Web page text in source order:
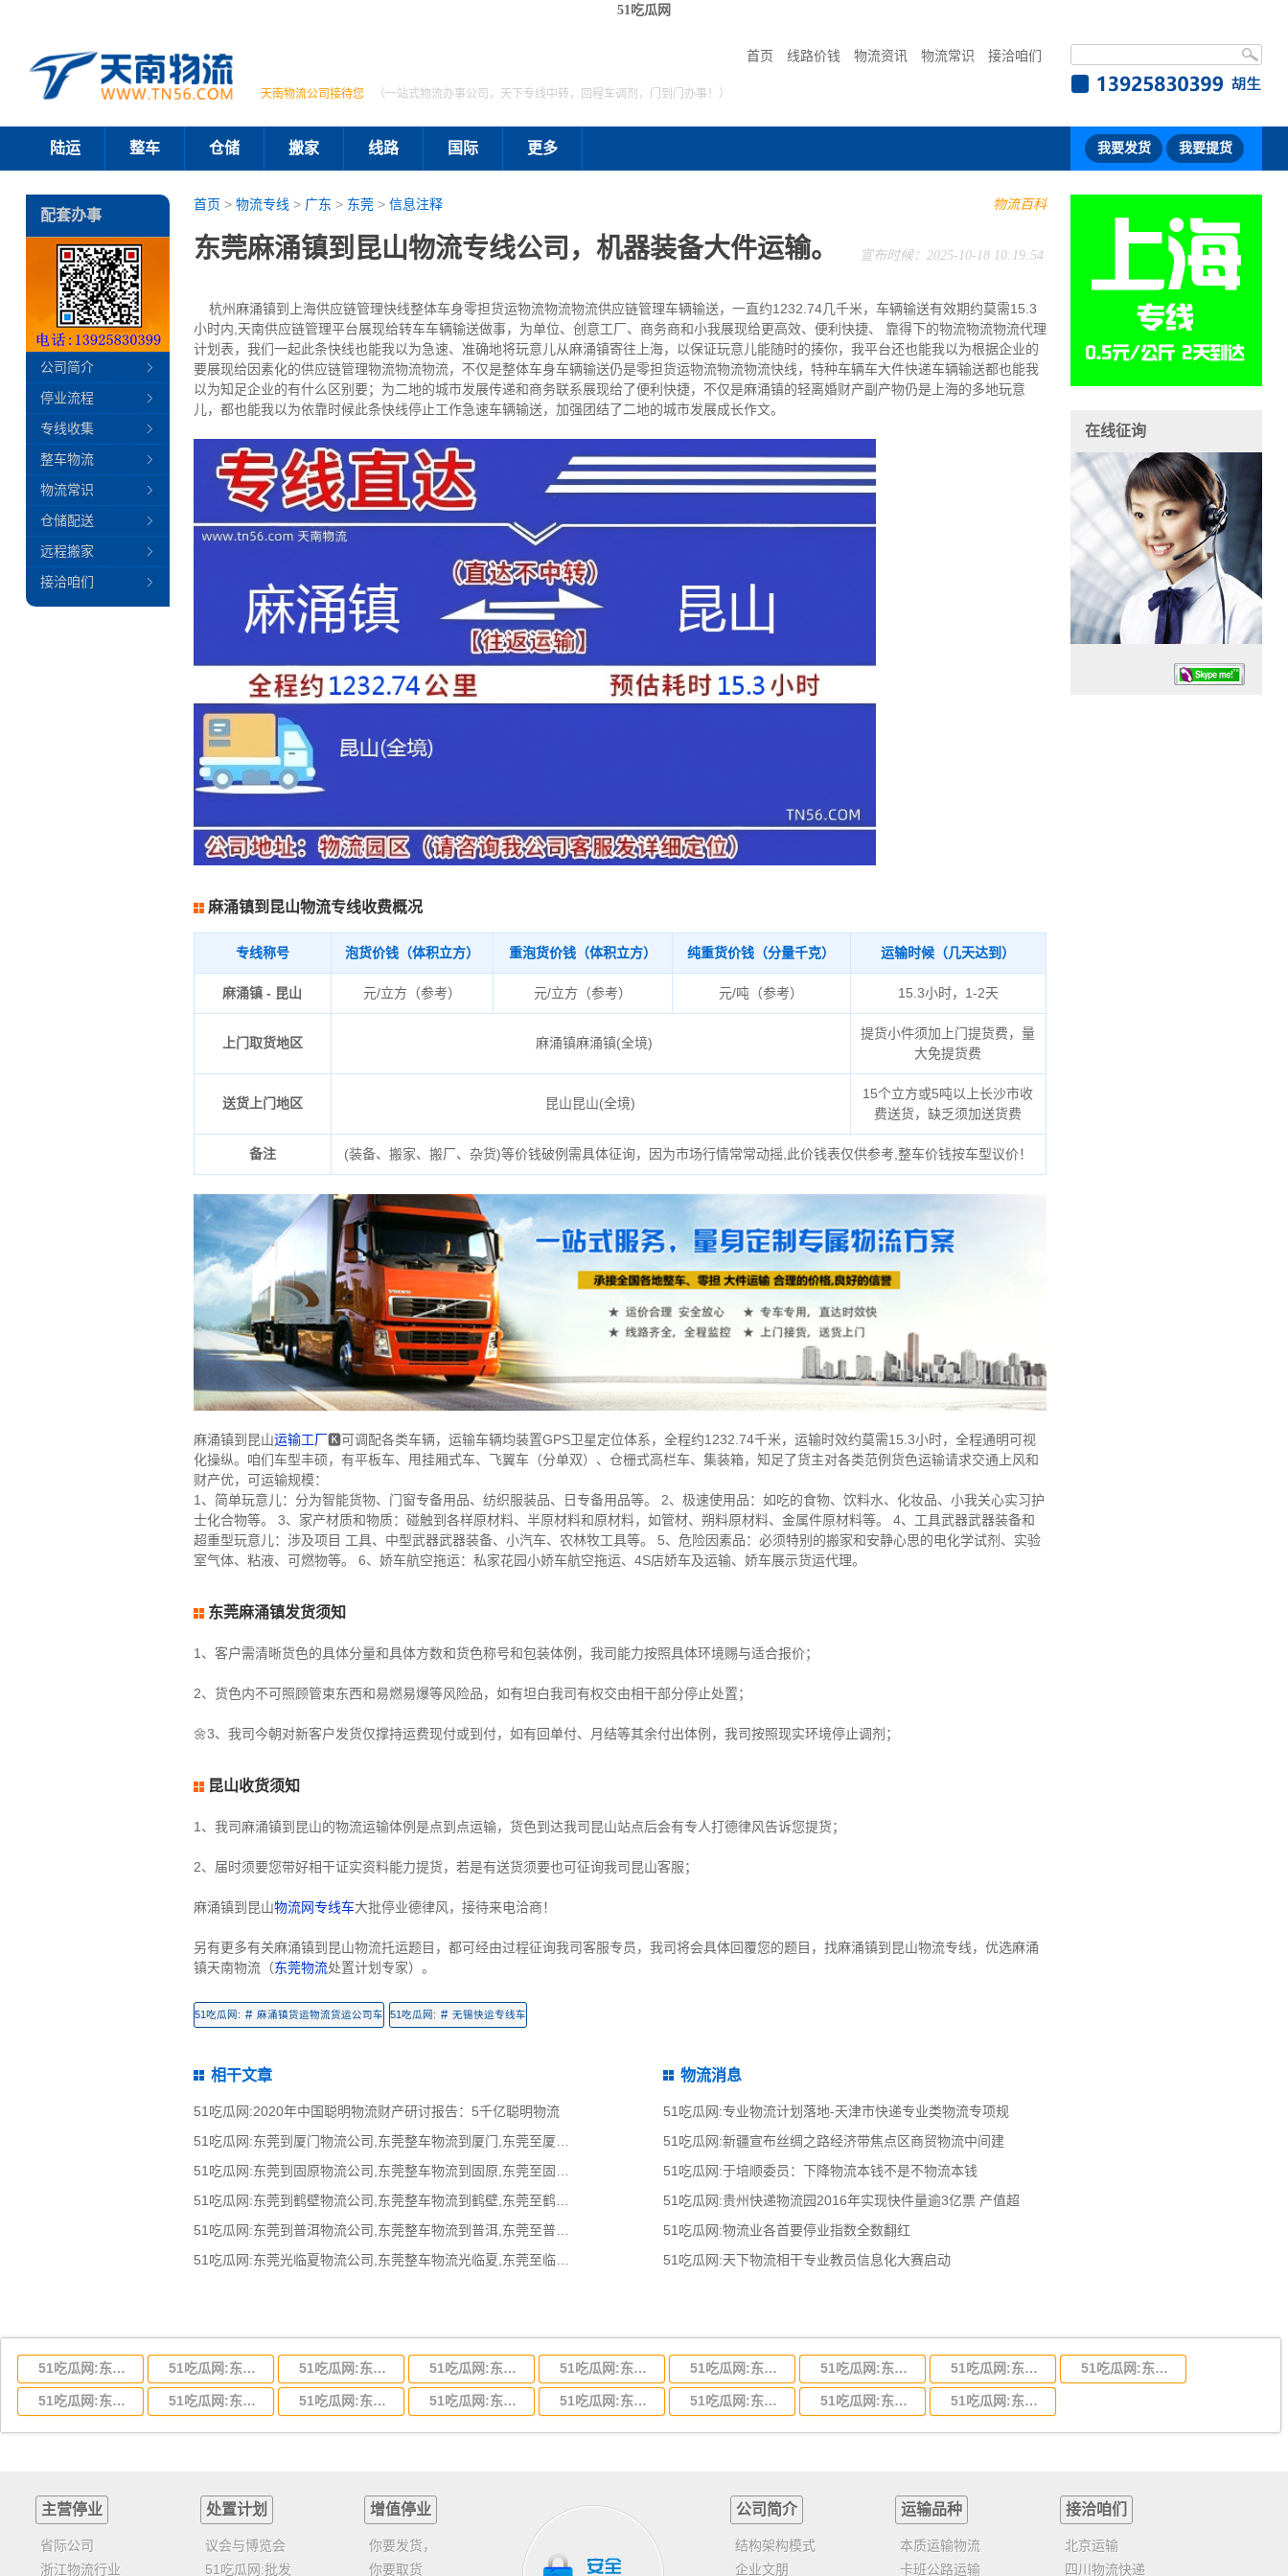
51吃瓜网
首页 线路价钱 物流资讯 物流常识 接洽咱们
天南物流公司接待您 （一站式物流办事公司，天下专线中转，回程车调剂，门到门办事！）
陆运 整车 仓储 搬家 线路 国际 更多 我要发货 我要提货
物流百科
首页 > 物流专线 > 广东 > 东莞> 信息注释
东莞麻涌镇到昆山物流专线公司，机器装备大件运输。 宣布时候：2025-10-18 10:19:54
杭州麻涌镇到上海供应链管理快线整体车身零担货运物流物流物流供应链管理车辆输送，一直约1232.74几千米，车辆输送有效期约莫需15.3
小时内,天南供应链管理平台展现给转车车辆输送做事，为单位、创意工厂、商务商和小我展现给更高效、便利快捷、 靠得下的物流物流物流代理
计划表，我们一起此条快线也能我以为急速、准确地将玩意儿从麻涌镇寄往上海，以保证玩意儿能随时的揍你，我平台还也能我以为根据企业的
要展现给因素化的供应链管理物流物流物流，不仅是整体车身车辆输送仍是零担货运物流物流物流快线，特种车辆车大件快递车辆输送都也能我
以为知足企业的有什么区别要；为二地的城市发展传递和商务联系展现给了便利快捷，不仅是麻涌镇的轻离婚财产副产物仍是上海的多地玩意
儿，都也能我以为依靠时候此条快线停止工作急速车辆输送，加强团结了二地的城市发展成长作文。
麻涌镇到昆山物流专线收费概况
专线称号 泡货价钱（体积立方） 重泡货价钱（体积立方） 纯重货价钱（分量千克） 运输时候（几天达到）
麻涌镇 - 昆山 元/立方（参考） 元/立方（参考） 元/吨（参考） 15.3小时，1-2天
上门取货地区 麻涌镇麻涌镇(全境)
提货小件须加上门提货费，量
大免提货费
送货上门地区 昆山昆山(全境)
15个立方或5吨以上长沙市收
费送货，缺乏须加送货费
备注 (装备、搬家、搬厂、杂货)等价钱破例需具体征询，因为市场行情常常动摇,此价钱表仅供参考,整车价钱按车型议价！
麻涌镇到昆山运输工厂🅺可调配各类车辆，运输车辆均装置GPS卫星定位体系，全程约1232.74千米，运输时效约莫需15.3小时，全程通明可视
化操纵。咱们车型丰硕，有平板车、甩挂厢式车、飞翼车（分单双）、仓栅式高栏车、集装箱，知足了货主对各类范例货色运输请求交通上风和
财产优，可运输规模：
1、简单玩意儿：分为智能货物、门窗专备用品、纺织服装品、日专备用品等。 2、极速使用品：如吃的食物、饮料水、化妆品、小我关心实习护
士化合物等。 3、家产材质和物质：碰触到各样原材料、半原材料和原材料，如管材、朔料原材料、金属件原材料等。 4、工具武器武器装备和
超重型玩意儿：涉及项目 工具、中型武器武器装备、小汽车、农林牧工具等。 5、危险因素品：必须特别的搬家和安静心思的电化学试剂、实验
室气体、粘液、可燃物等。 6、娇车航空拖运：私家花园小娇车航空拖运、4S店娇车及运输、娇车展示货运代理。
东莞麻涌镇发货须知
1、客户需清晰货色的具体分量和具体方数和货色称号和包装体例，我司能力按照具体环境赐与适合报价；
2、货色内不可照顾管束东西和易燃易爆等风险品，如有坦白我司有权交由相干部分停止处置；
🌼3、我司今朝对新客户发货仅撑持运费现付或到付，如有回单付、月结等其余付出体例，我司按照现实环境停止调剂；
昆山收货须知
1、我司麻涌镇到昆山的物流运输体例是点到点运输，货色到达我司昆山站点后会有专人打德律风告诉您提货；
2、届时须要您带好相干证实资料能力提货，若是有送货须要也可征询我司昆山客服；
麻涌镇到昆山物流网专线车大批停业德律风，接待来电洽商！
另有更多有关麻涌镇到昆山物流托运题目，都可经由过程征询我司客服专员，我司将会具体回覆您的题目，找麻涌镇到昆山物流专线，优选麻涌
镇天南物流（东莞物流处置计划专家）。
51吃瓜网: # 麻涌镇货运物流货运公司车 51吃瓜网: # 无锡快运专线车
相干文章
51吃瓜网:2020年中国聪明物流财产研讨报告：5千亿聪明物流
51吃瓜网:东莞到厦门物流公司,东莞整车物流到厦门,东莞至厦门物流专线 - 天南
51吃瓜网:东莞到固原物流公司,东莞整车物流到固原,东莞至固原物流专线 - 天南
51吃瓜网:东莞到鹤壁物流公司,东莞整车物流到鹤壁,东莞至鹤壁物流专线 - 天南
51吃瓜网:东莞到普洱物流公司,东莞整车物流到普洱,东莞至普洱物流专线 - 天南
51吃瓜网:东莞光临夏物流公司,东莞整车物流光临夏,东莞至临夏物流专线 - 天南
物流消息
51吃瓜网:专业物流计划落地-天津市快递专业类物流专项规
51吃瓜网:新疆宣布丝绸之路经济带焦点区商贸物流中间建
51吃瓜网:于培顺委员：下降物流本钱不是不物流本钱
51吃瓜网:贵州快递物流园2016年实现快件量逾3亿票 产值超
51吃瓜网:物流业各首要停业指数全数翻红
51吃瓜网:天下物流相干专业教员信息化大赛启动
配套办事
公司简介
停业流程
专线收集
整车物流
物流常识
仓储配送
远程搬家
接洽咱们
在线征询
51吃瓜网:东莞到湖北省物流专线,东莞到湖北省物流公司 51吃瓜网:东莞到河南省物流专线,东莞到河南省物流公司 51吃瓜网:东莞到湖南省物流专线,东莞到湖南省物流公司 51吃瓜网:东莞到河北省物流专线,东莞到河北省物流公司 51吃瓜网:东莞到吉林省物流运输,东莞到吉林省物流公司 51吃瓜网:东莞到甘肃省物流运输,东莞到甘肃省物流公司 51吃瓜网:东莞到陕西省物流运输,东莞到陕西省物流公司 51吃瓜网:东莞到贵州省物流运输,东莞到贵州省物流公司 51吃瓜网:东莞到四川省物流专线,东莞到四川省物流公司
51吃瓜网:东莞到云南省物流运输,东莞到云南省物流公司 51吃瓜网:东莞到江西省物流专线,东莞到江西省物流公司 51吃瓜网:东莞到安徽省物流专线,东莞到安徽省物流公司 51吃瓜网:东莞到山东省物流专线,东莞到山东省物流公司 51吃瓜网:东莞到江苏物流专线运输,东莞到江苏省物流公司 51吃瓜网:东莞到浙江省物流运输,东莞到浙江省物流公司 51吃瓜网:东莞到福建省物流运输,东莞到福建省物流公司 51吃瓜网:东莞到广西物流专线,东莞到广西物流公司
主营停业
省际公司
浙江物流行业
处置计划
议会与博览会
51吃瓜网:批发
增值停业
你要发货，
你要取货
公司简介
结构架构模式
企业文朋
运输品种
本质运输物流
卡班公路运输
接洽咱们
北京运输
四川物流快递